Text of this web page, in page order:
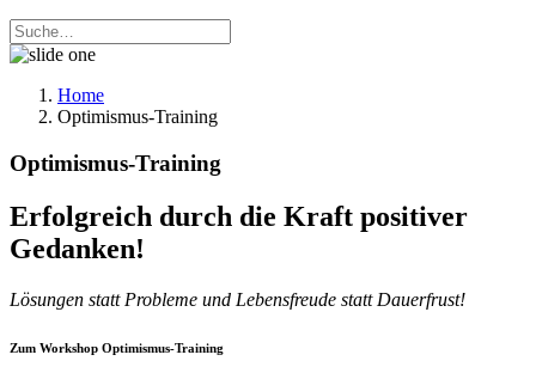
Home
Optimismus-Training
Optimismus-Training
Erfolgreich durch die Kraft positiver
Gedanken!
Lösungen statt Probleme und Lebensfreude statt Dauerfrust!
Zum Workshop Optimismus-Training